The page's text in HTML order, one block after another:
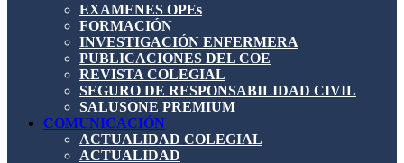
EXAMENES OPEs
FORMACIÓN
INVESTIGACIÓN ENFERMERA
PUBLICACIONES DEL COE
REVISTA COLEGIAL
SEGURO DE RESPONSABILIDAD CIVIL
SALUSONE PREMIUM
COMUNICACIÓN
ACTUALIDAD COLEGIAL
ACTUALIDAD